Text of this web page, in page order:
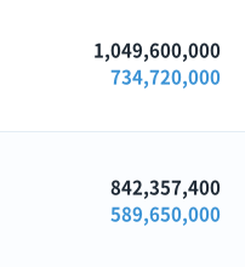
1,049,600,000
734,720,000
842,357,400
589,650,000